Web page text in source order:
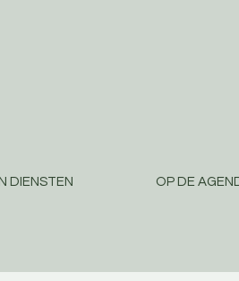
DIENSTEN OP DE